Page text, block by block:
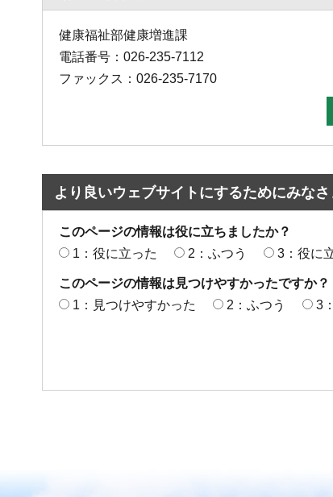
健康福祉部健康増進課
電話番号：026-235-7112
ファックス：026-235-7170
より良いウェブサイトにするためにみな
このページの情報は役に立ちましたか？
1：役に立った
2：ふつう 3：役に
このページの情報は見つけやすかったですか？
1：見つけやすかった
2：ふつう 3